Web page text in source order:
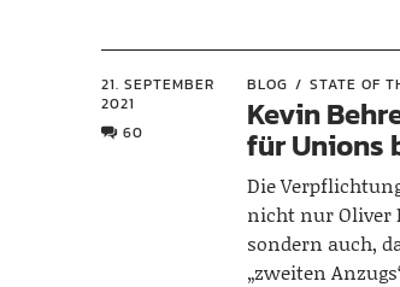
21. SEPTEMBER
2021
60
BLOG STATE OF
Kevin
für Unions
Die
nicht nur Oliver
sondern auch,
„zweiten